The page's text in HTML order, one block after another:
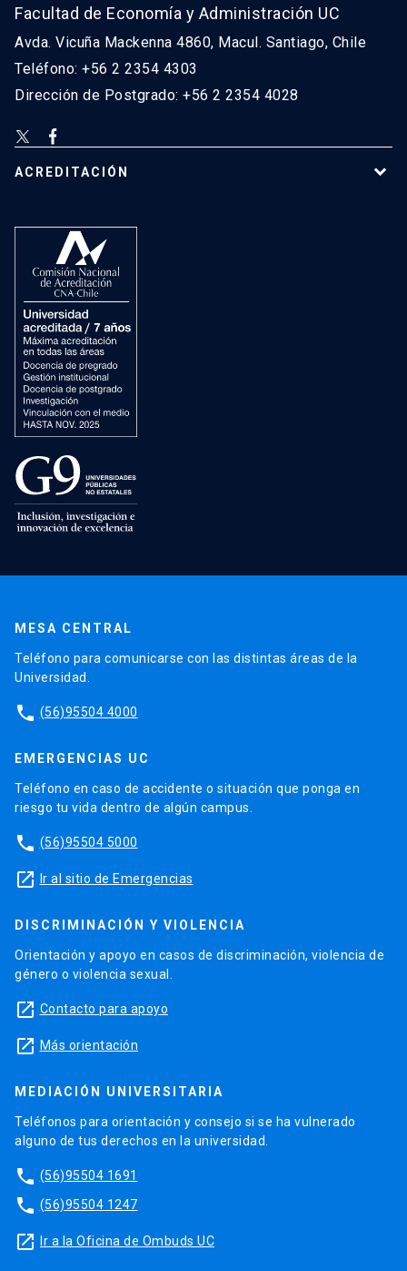
Facultad de Economía y Administración UC
Avda. Vicuña Mackenna 4860, Macul. Santiago, Chile
Teléfono: +56 2 2354 4303
Dirección de Postgrado: +56 2 2354 4028
ACREDITACIÓN
MESA CENTRAL
Teléfono para comunicarse con las distintas áreas de la
Universidad.
phone (56)95504 4000
EMERGENCIAS UC
Teléfono en caso de accidente o situación que ponga en
riesgo tu vida dentro de algún campus.
phone (56)95504 5000
launch Ir al sitio de Emergencias
DISCRIMINACIÓN Y VIOLENCIA
Orientación y apoyo en casos de discriminación, violencia de
género o violencia sexual.
launch Contacto para apoyo
launch Más orientación
MEDIACIÓN UNIVERSITARIA
Teléfonos para orientación y consejo si se ha vulnerado
alguno de tus derechos en la universidad.
phone (56)95504 1691
phone (56)95504 1247
launch Ir a la Oficina de Ombuds UC